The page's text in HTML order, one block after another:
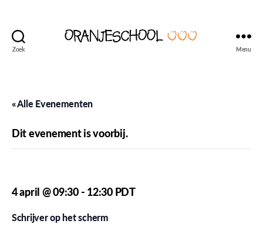
Zoek Menu
« Alle Evenementen
Dit evenement is voorbij.
4 april @ 09:30- 12:30 PDT
Schrijver op het scherm